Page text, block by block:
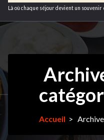
Là où chaque séjour devient un souvenir
Accueil >